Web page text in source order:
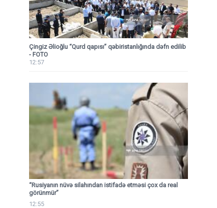
Çingiz Əlioğlu “Qurd qapısı” qəbiristanlığında dəfn edilib
- FOTO
12:57
“Rusiyanın nüvə silahından istifadə etməsi çox da real
görünmür”
12:55